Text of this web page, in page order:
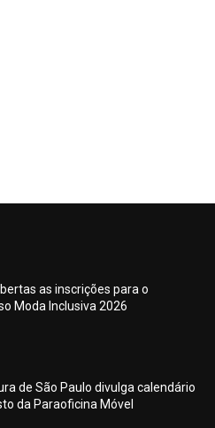
as inscrições para o
Moda Inclusiva 2026
de São Paulo divulga calendário
da Paraoficina Móvel